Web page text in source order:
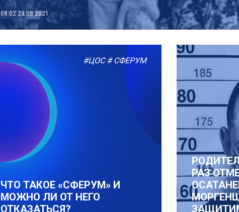
08:02 23.08.2021
#ЦОС # СФЕРУМ
ЧТО ТАКОЕ «СФЕРУМ» И
МОЖНО ЛИ ОТ НЕГО
ОТКАЗАТЬСЯ?
РАЗ